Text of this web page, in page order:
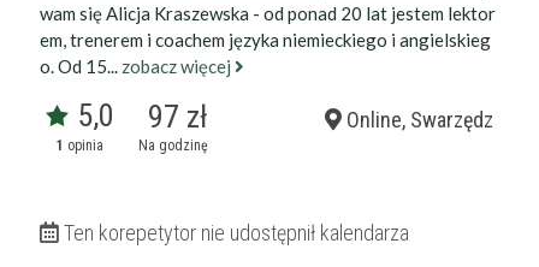
wam się Alicja Kraszewska - od ponad 20 lat jestem lektor
em, trenerem i coachem języka niemieckiego i angielskieg
o. Od 15... zobacz więcej
5,0
1 opinia
97 zł
Na godzinę
Online, Swarzędz
Ten korepetytor nie udostępnił kalendarza